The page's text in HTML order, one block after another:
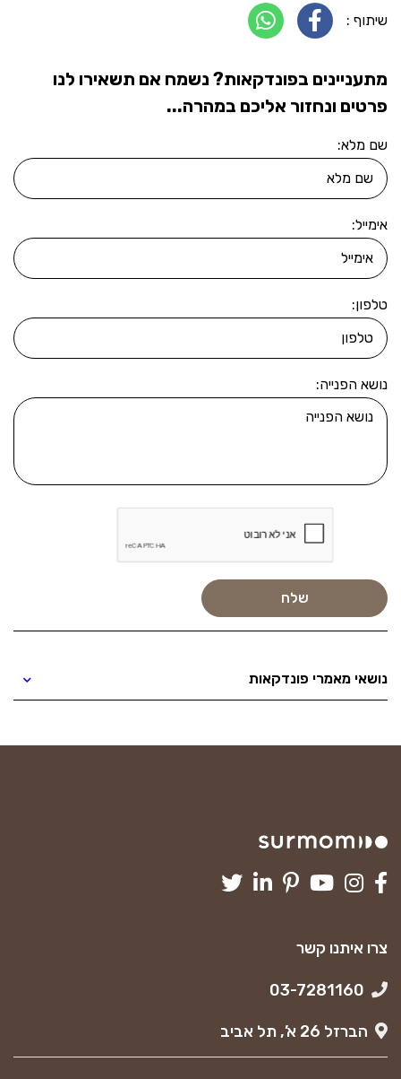
שיתוף :
מתעניינים בפונדקאות? נשמח אם תשאירו לנו
פרטים ונחזור אליכם במהרה...
שם מלא:
אימייל:
טלפון:
נושא הפנייה:
נושאי מאמרי פונדקאות
צרו איתנו קשר
הברזל 26 א’, תל אביב